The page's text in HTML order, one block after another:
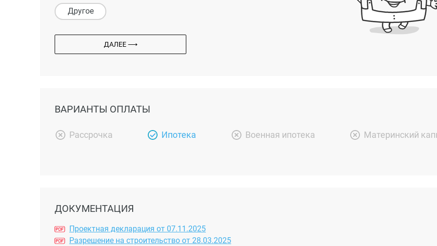
Другое
ДАЛЕЕ ⟶
ВАРИАНТЫ ОПЛАТЫ
Рассрочка Ипотека Военная ипотека Материнский
ДОКУМЕНТАЦИЯ
Проектная декларация от 07.11.2025
Разрешение на строительство от 28.03.2025